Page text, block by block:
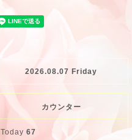
2026.08.07 Friday
カウンター
Today 67